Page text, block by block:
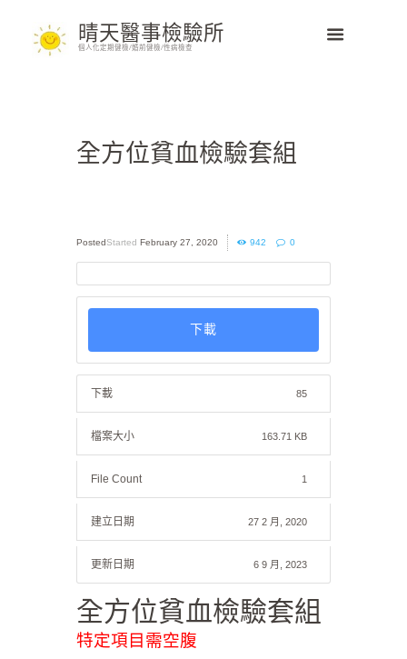
晴天醫事檢驗所
個人化定期健檢/婚前健檢/性病檢查
全方位貧血檢驗套組
Started February 27, 2020 942 0
下載
下載 85
檔案大小 163.71 KB
File Count 1
建立日期 27 2 月, 2020
更新日期 6 9 月, 2023
全方位貧血檢驗套組
特定項目需空腹